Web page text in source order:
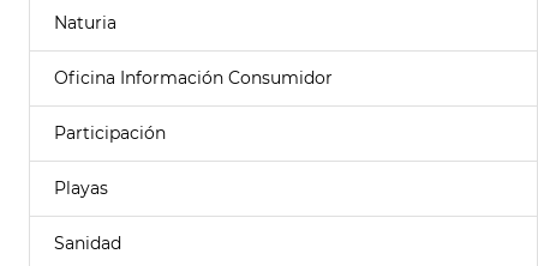
Naturia
Oficina Información Consumidor
Participación
Playas
Sanidad